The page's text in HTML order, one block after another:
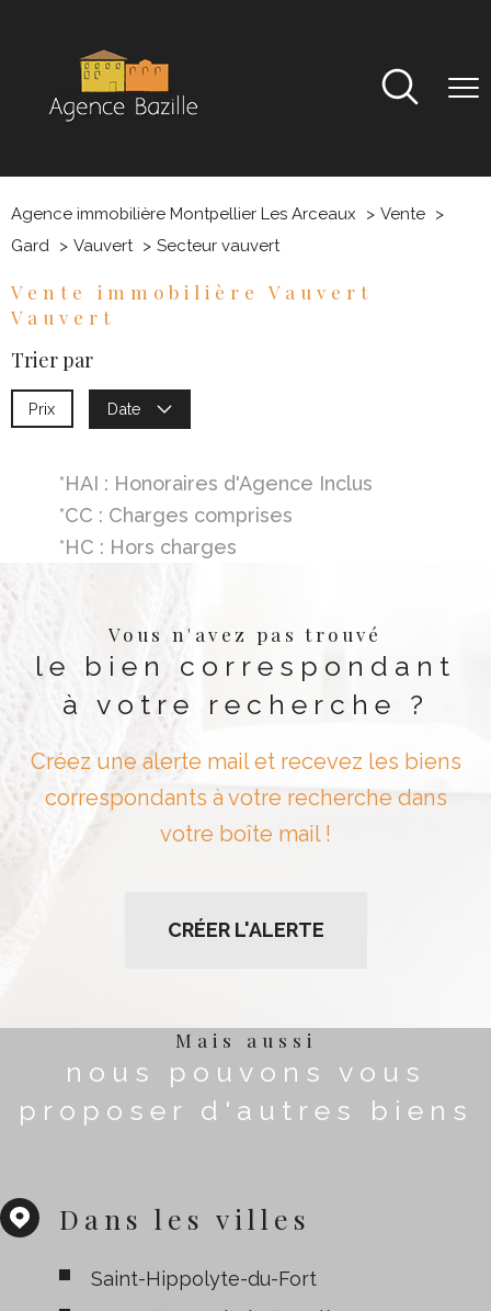
Agence immobilière Montpellier Les Arceaux
Vente
Gard
Vauvert Secteur vauvert
Vente immobilière Vauvert
Vauvert
Trier par
Prix Date
*HAI : Honoraires d'Agence Inclus
*CC : Charges comprises
*HC : Hors charges
Vous n'avez pas trouvé
le bien correspondant
à votre recherche ?
Créez une alerte mail et recevez les biens
correspondants à votre recherche dans
votre boîte mail !
CRÉER L'ALERTE
Mais aussi
nous pouvons vous
proposer d'autres biens
Dans les villes
Saint-Hippolyte-du-Fort